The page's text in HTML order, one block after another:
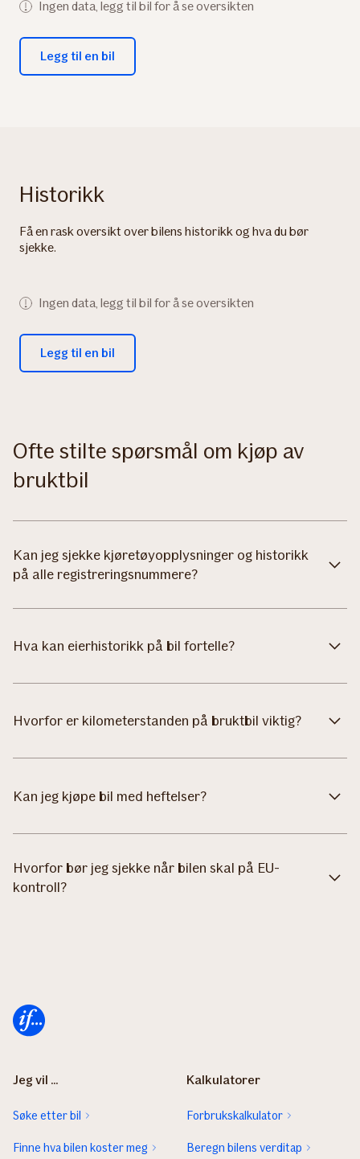
Ingen data, legg til bil for å se oversikten
Legg til en bil
Historikk
Få en rask oversikt over bilens historikk og hva du bør
sjekke.
Ingen data, legg til bil for å se oversikten
Legg til en bil
Ofte stilte spørsmål om kjøp av
bruktbil
Kan jeg sjekke kjøretøyopplysninger og historikk
på alle registreringsnummere?
Hva kan eierhistorikk på bil fortelle?
Hvorfor er kilometerstanden på bruktbil viktig?
Kan jeg kjøpe bil med heftelser?
Hvorfor bør jeg sjekke når bilen skal på EU-
kontroll?
Forsiden
Jeg vil ...
Søke etter bil
Finne hva bilen koster meg
Kalkulatorer
Forbrukskalkulator
Beregn bilens verditap